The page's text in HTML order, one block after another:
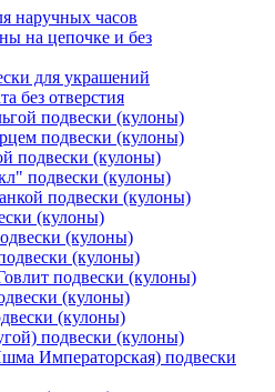
наручных часов
на цепочке и без
для украшений
без отверстия
подвески (кулоны)
подвески (кулоны)
подвески (кулоны)
подвески (кулоны)
подвески (кулоны)
(кулоны)
(кулоны)
(кулоны)
подвески (кулоны)
(кулоны)
(кулоны)
подвески (кулоны)
Императорская) подвески